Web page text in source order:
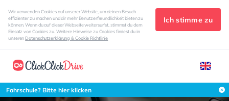
Wir verwenden Cookies auf unserer Website, um deinen Besuch
effizienter zu machen und dir mehr Benutzerfreundlichkeit bieten zu
können. Wenn du auf dieser Webseite weitersurfst, stimmst du dem
Einsatz von Cookies zu. Weitere Hinweise zu Cookies findest du in
unserenDatenschutzerklärung & Cookie Richtlinie
Ich stimme zu
Fahrschule? Bitte hier klicken